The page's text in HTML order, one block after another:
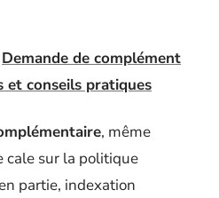
Demande de complément
et conseils pratiques
, même
cale sur la politique
partie, indexation